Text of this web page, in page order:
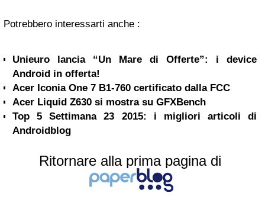
Potrebbero interessarti anche :
Unieuro lancia “Un Mare di Offerte”: i device
Android in offerta!
Acer Iconia One 7 B1-760 certificato dalla FCC
Acer Liquid Z630 si mostra su GFXBench
Top 5 Settimana 23 2015: i migliori articoli di
Androidblog
Ritornare alla prima pagina di